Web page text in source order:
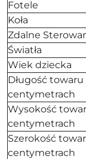
Fotele
Koła
Zdalne
Światła
Wiek dziecka
Długość towaru
centymetrach
Wysokość
centymetrach
Szerokość
centymetrach